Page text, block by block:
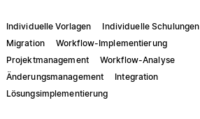
Individuelle Vorlagen
Individuelle Schulungen
Migration
Workflow-Implementierung
Projektmanagement
Workflow-Analyse
Änderungsmanagement
Integration
Lösungsimplementierung